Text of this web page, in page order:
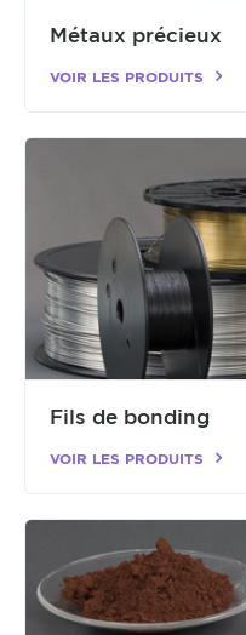
Métaux précieux
VOIR LES PRODUITS
Fils de bonding
VOIR LES PRODUITS